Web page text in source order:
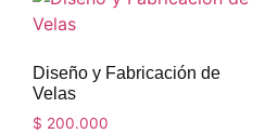
Diseño y Fabricación de
Velas
$ 200.000